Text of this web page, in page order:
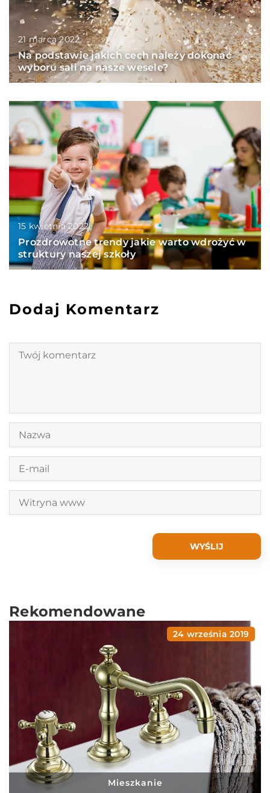
21 marca 2022
Na podstawie jakich cech należy dokonać
wyboru sali na nasze wesele?
15 kwietnia 2022
Prozdrowotne trendy jakie warto wdrożyć w
struktury naszej szkoły
Dodaj Komentarz
Rekomendowane
24 września 2019
Mieszkanie